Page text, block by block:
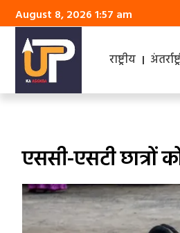
August 8, 2026 1:57 am
राष्ट्रीय
एससी-एसटी छात्रों